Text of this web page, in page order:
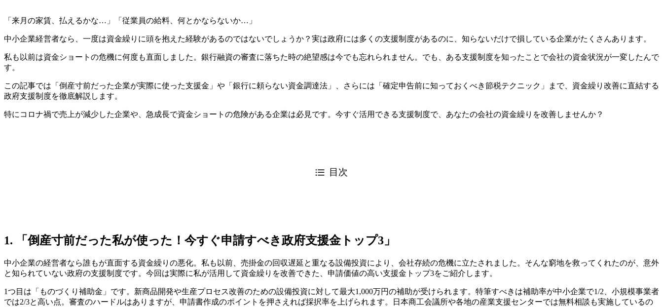
「来月の家賃、払えるかな…」「従業員の給料、何とかならないか…」
中小企業経営者なら、一度は資金繰りに頭を抱えた経験があるのではないでしょうか？実は政府には多くの支援制度があるのに、知らないだけで損している企業がたくさんあります。
私も以前は資金ショートの危機に何度も直面しました。銀行融資の審査に落ちた時の絶望感は今でも忘れられません。でも、ある支援制度を知ったことで会社の資金状況が一変したんで
す。
この記事では「倒産寸前だった企業が実際に使った支援金」や「銀行に頼らない資金調達法」、さらには「確定申告前に知っておくべき節税テクニック」まで、資金繰り改善に直結する
政府支援制度を徹底解説します。
特にコロナ禍で売上が減少した企業や、急成長で資金ショートの危険がある企業は必見です。今すぐ活用できる支援制度で、あなたの会社の資金繰りを改善しませんか？
目次
1. 「倒産寸前だった私が使った！今すぐ申請すべき政府支援金トップ3」
中小企業の経営者なら誰もが直面する資金繰りの悪化。私も以前、売掛金の回収遅延と重なる設備投資により、会社存続の危機に立たされました。そんな窮地を救ってくれたのが、意外
と知られていない政府の支援制度です。今回は実際に私が活用して資金繰りを改善できた、申請価値の高い支援金トップ3をご紹介します。
1つ目は「ものづくり補助金」です。新商品開発や生産プロセス改善のための設備投資に対して最大1,000万円の補助が受けられます。特筆すべきは補助率が中小企業で1/2、小規模事業者
では2/3と高い点。審査のハードルはありますが、申請書作成のポイントを押さえれば採択率を上げられます。日本商工会議所や各地の産業支援センターでは無料相談も実施しているの